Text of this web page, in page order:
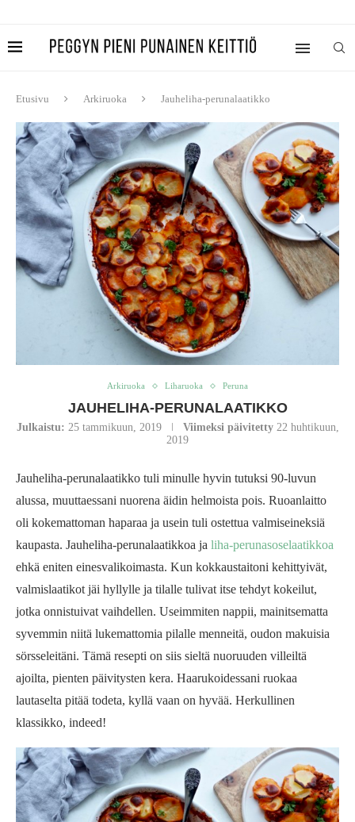
Etusivu Arkiruoka Jauheliha-perunalaatikko
Arkiruoka Liharuoka Peruna
JAUHELIHA-PERUNALAATIKKO
Julkaistu: 25 tammikuun, 2019 Viimeksi päivitetty 22 huhtikuun,
2019
Jauheliha-perunalaatikko tuli minulle hyvin tutuksi 90-luvun
alussa, muuttaessani nuorena äidin helmoista pois. Ruoanlaitto
oli kokemattoman haparaa ja usein tuli ostettua valmiseineksiä
kaupasta. Jauheliha-perunalaatikkoa ja liha-perunasoselaatikkoa
ehkä eniten einesvalikoimasta. Kun kokkaustaitoni kehittyivät,
valmislaatikot jäi hyllylle ja tilalle tulivat itse tehdyt kokeilut,
jotka onnistuivat vaihdellen. Useimmiten nappii, mainitsematta
syvemmin niitä lukemattomia pilalle menneitä, oudon makuisia
sörsseleitäni. Tämä resepti on siis sieltä nuoruuden villeiltä
ajoilta, pienten päivitysten kera. Haarukoidessani ruokaa
lautaselta pitää todeta, kyllä vaan on hyvää. Herkullinen
klassikko, indeed!